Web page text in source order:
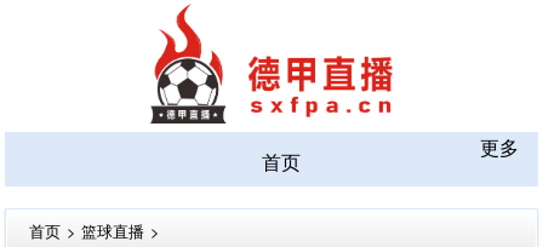
首页
更多
首页 > 篮球直播 >